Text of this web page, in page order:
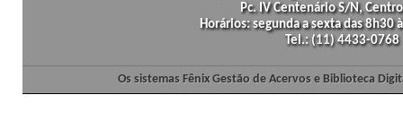
Pc. IV Centenário S/N,
Horários: segunda a sexta das
Tel.: (11) 4433-
Os sistemas Fênix Gestão de Acervos e Biblioteca